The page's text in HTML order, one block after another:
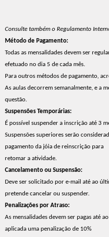
Consulte também o Regulamento
Método de Pagamento:
Todas as mensalidades devem ser
efetuado no dia 5 de cada mês.
Para outros métodos de pagamento,
As aulas decorrem semanalmente, e a
questão.
Suspensões Temporárias:
É possível suspender a inscrição até 3
Suspensões superiores serão
pagamento da jóia de reinscrição para
retomar a atividade.
Cancelamento ou Suspensão:
Deve ser solicitado por e-mail até ao
pretende cancelar ou suspender.
Penalizações por Atraso:
As mensalidades devem ser pagas até
aplicada uma penalização de 10%